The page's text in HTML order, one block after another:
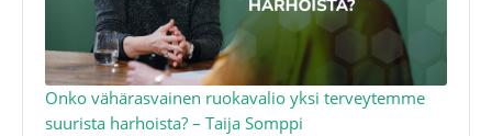
Onko vähärasvainen ruokavalio yksi terveytemme
suurista harhoista? – Taija Somppi